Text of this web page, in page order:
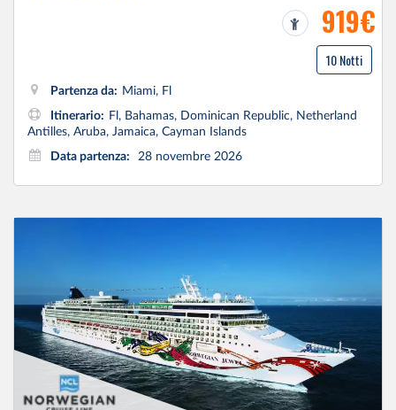
919€
10 Notti
Partenza da: Miami, Fl
Itinerario: Fl, Bahamas, Dominican Republic, Netherland
Antilles, Aruba, Jamaica, Cayman Islands
Data partenza:
28 novembre 2026